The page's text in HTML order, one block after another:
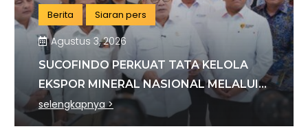
Berita Siaran pers
Agustus 3, 2026
SUCOFINDO PERKUAT TATA KELOLA
EKSPOR MINERAL NASIONAL MELALUI
SINERGI DENGAN KSP DAN DANANTARA
selengkapnya >